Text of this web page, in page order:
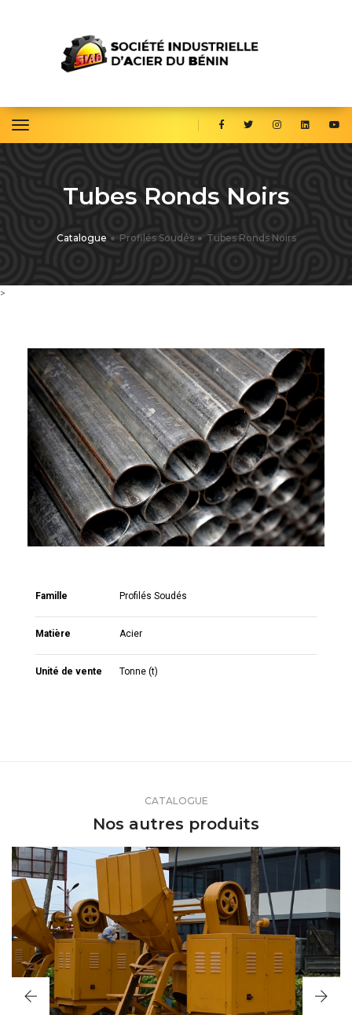
toggle navigation
Tubes Ronds Noirs
Catalogue Profilés Soudés Tubes Ronds Noirs
>
Famille Profilés Soudés
Matière Acier
Unité de vente Tonne (t)
CATALOGUE
Nos autres produits